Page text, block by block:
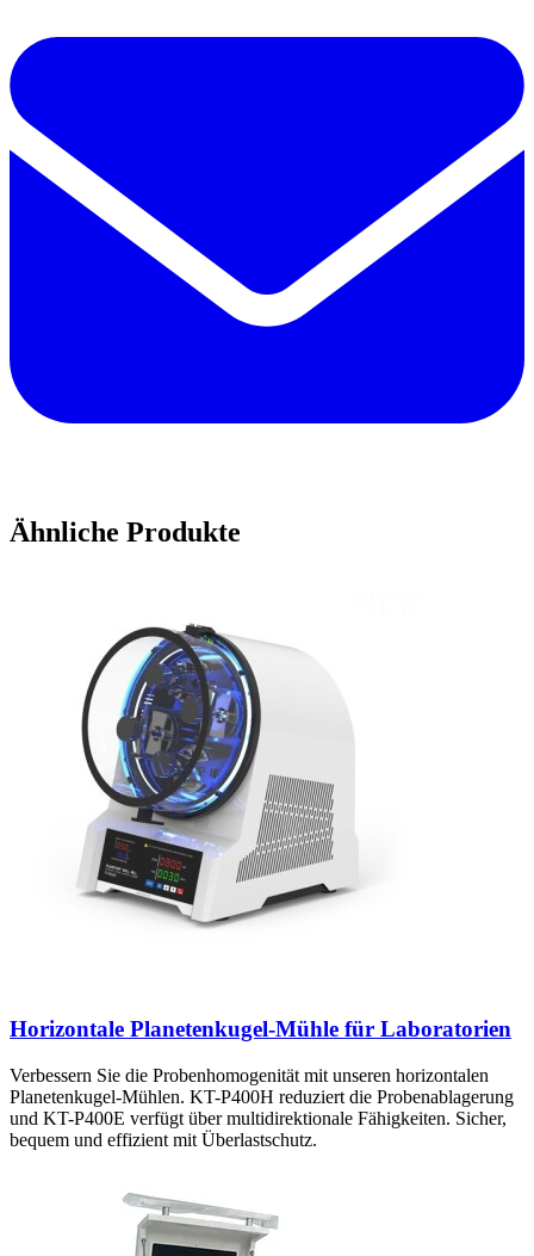
Ähnliche Produkte
Horizontale Planetenkugel-Mühle für Laboratorien
Verbessern Sie die Probenhomogenität mit unseren horizontalen
Planetenkugel-Mühlen. KT-P400H reduziert die Probenablagerung
und KT-P400E verfügt über multidirektionale Fähigkeiten. Sicher,
bequem und effizient mit Überlastschutz.